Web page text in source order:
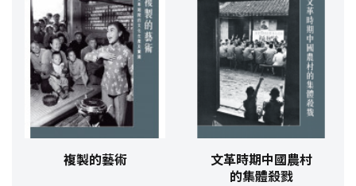
複製的藝術
文革時期中國農村
的集體殺戮